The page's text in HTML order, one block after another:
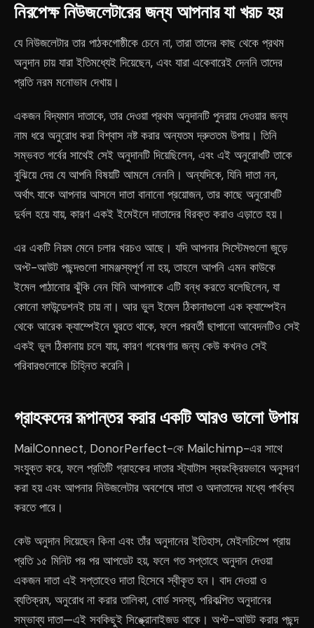
নিরপেক্ষ নিউজলেটারের জন্য আপনার যা খরচ হয়
যে নিউজলেটার তার পাঠকগোষ্ঠীকে চেনে না, তারা তাদের কাছ থেকে প্রথম
অনুদান চায় যারা ইতিমধ্যেই দিয়েছেন, এবং যারা একেবারেই দেননি তাদের
প্রতি নরম মনোভাব দেখায়।
একজন বিদ্যমান দাতাকে, তার দেওয়া প্রথম অনুদানটি পুনরায় দেওয়ার জন্য
নাম ধরে অনুরোধ করা বিশ্বাস নষ্ট করার অন্যতম দ্রুততম উপায়। তিনি
সম্ভবত গর্বের সাথেই সেই অনুদানটি দিয়েছিলেন, এবং এই অনুরোধটি তাকে
বুঝিয়ে দেয় যে আপনি বিষয়টি আমলে নেননি। অন্যদিকে, যিনি দাতা নন,
অর্থাৎ যাকে আপনার আসলে দাতা বানানো প্রয়োজন, তার কাছে অনুরোধটি
দুর্বল হয়ে যায়, কারণ একই ইমেইলে দাতাদের বিরক্ত করাও এড়াতে হয়।
এর একটি নিয়ম মেনে চলার খরচও আছে। যদি আপনার সিস্টেমগুলো জুড়ে
অপ্ট-আউট পছন্দগুলো সামঞ্জস্যপূর্ণ না হয়, তাহলে আপনি এমন কাউকে
ইমেল পাঠানোর ঝুঁকি নেন যিনি আপনাকে এটি বন্ধ করতে বলেছিলেন, যা
কোনো ফাউন্ডেশনই চায় না। আর ভুল ইমেল ঠিকানাগুলো এক ক্যাম্পেইন
থেকে আরেক ক্যাম্পেইনে ঘুরতে থাকে, ফলে পরবর্তী ছাপানো আবেদনটিও সেই
একই ভুল ঠিকানায় চলে যায়, কারণ গবেষণার জন্য কেউ কখনও সেই
পরিবারগুলোকে চিহ্নিত করেনি।
গ্রাহকদের রূপান্তর করার একটি আরও ভালো উপায়
MailConnect, DonorPerfect-কে Mailchimp-এর সাথে
সংযুক্ত করে, ফলে প্রতিটি গ্রাহকের দাতার স্ট্যাটাস স্বয়ংক্রিয়ভাবে অনুসরণ
করা হয় এবং আপনার নিউজলেটার অবশেষে দাতা ও অদাতাদের মধ্যে পার্থক্য
করতে পারে।
কেউ অনুদান দিয়েছেন কিনা এবং তাঁর অনুদানের ইতিহাস, মেইলচিম্পে প্রায়
প্রতি ১৫ মিনিট পর পর আপডেট হয়, ফলে গত সপ্তাহে অনুদান দেওয়া
একজন দাতা এই সপ্তাহেও দাতা হিসেবে স্বীকৃত হন। বাদ দেওয়া ও
ব্যতিক্রম, অনুরোধ না করার তালিকা, বোর্ড সদস্য, পরিকল্পিত অনুদানের
সম্ভাব্য দাতা—এই সবকিছুই সিঙ্ক্রোনাইজড থাকে। অপ্ট-আউট করার পছন্দ